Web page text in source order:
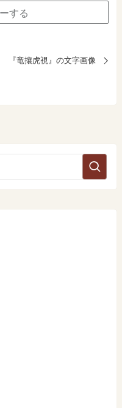
する
『竜攘虎視』の文字画像